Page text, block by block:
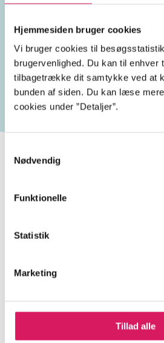
Hjemmesiden bruger cookies
Vi bruger cookies til
brugervenlighed. Du kan til enhver
tilbagetrække dit samtykke ved at
bunden af siden. Du kan læse
cookies under ”Detaljer”.
Nødvendig
Funktionelle
Statistik
Marketing
Tillad alle
Lignende emneord
jødeforfølgelse parforhold
Minder om